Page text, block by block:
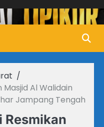
Al Walidain
Jampang Tengah
Resmikan